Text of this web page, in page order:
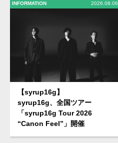
INFORMATION 2026.08.06
【syrup16g】
syrup16g、全国ツアー
「syrup16g Tour 2026
“Canon Feel”」開催